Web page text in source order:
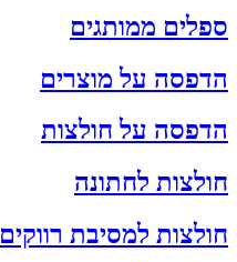
ספלים ממותגים
הדפסה על מוצרים
הדפסה על חולצות
חולצות לחתונה
חולצות למסיבת רווקים